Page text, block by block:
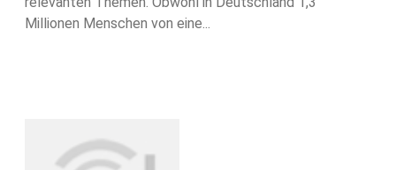
Millionen Menschen von eine...